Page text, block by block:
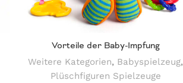
Vorteile der Baby-Impfung
Weitere Kategorien, Babyspielzeug,
Plüschfiguren Spielzeuge